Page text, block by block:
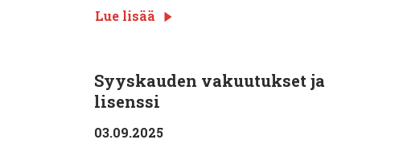
Lue lisää
Syyskauden vakuutukset ja
lisenssi
03.09.2025